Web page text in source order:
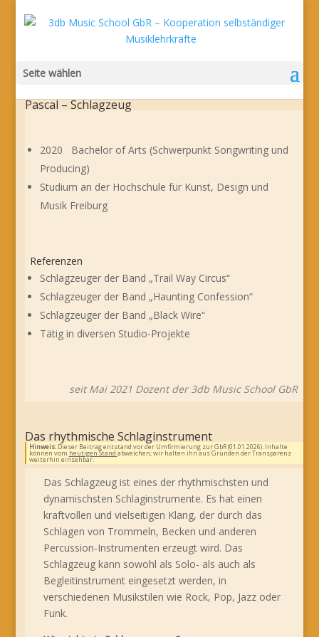
Seite wählen
Pascal – Schlagzeug
2020 Bachelor of Arts (Schwerpunkt Songwriting und
Producing)
Studium an der Hochschule für Kunst, Design und
Musik Freiburg
Referenzen
Schlagzeuger der Band „Trail Way Circus“
Schlagzeuger der Band „Haunting Confession“
Schlagzeuger der Band „Black Wire“
Tätig in diversen Studio-Projekte
seit Mai 2021 Dozent der 3db Music School GbR
Das rhythmische Schlaginstrument
Hinweis:Dieser Beitrag entstand vor der Umfirmierung zur GbR (01.01.2026). Inhalte
können vom heutigen Stand abweichen; wir halten ihn aus Gründen der Transparenz
weiterhin einsehbar.
Das Schlagzeug ist eines der rhythmischsten und
dynamischsten Schlaginstrumente. Es hat einen
kraftvollen und vielseitigen Klang, der durch das
Schlagen von Trommeln, Becken und anderen
Percussion-Instrumenten erzeugt wird. Das
Schlagzeug kann sowohl als Solo- als auch als
Begleitinstrument eingesetzt werden, in
verschiedenen Musikstilen wie Rock, Pop, Jazz oder
Funk.